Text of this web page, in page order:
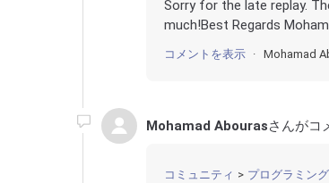
Sorry for the late replay.
much!Best Regards
コメントを表示 Mohamad
Mohamad Abourasさんがコ
コミュニティ プログラミング